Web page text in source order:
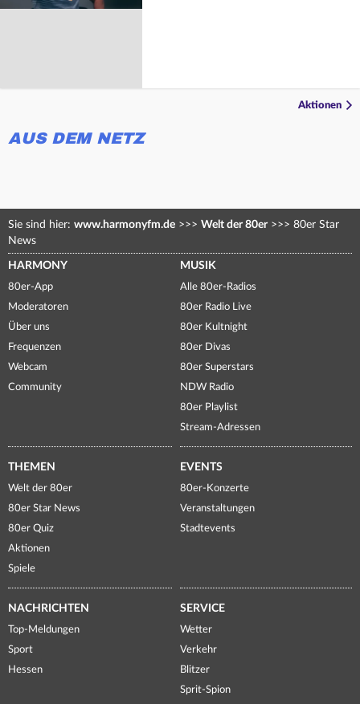
Aktionen
AUS DEM NETZ
Sie sind hier: www.harmonyfm.de >>> Welt der 80er >>> 80er Star
News
HARMONY
80er-App
Moderatoren
Über uns
Frequenzen
Webcam
Community
MUSIK
Alle 80er-Radios
80er Radio Live
80er Kultnight
80er Divas
80er Superstars
NDW Radio
80er Playlist
Stream-Adressen
THEMEN
Welt der 80er
80er Star News
80er Quiz
Aktionen
Spiele
EVENTS
80er-Konzerte
Veranstaltungen
Stadtevents
NACHRICHTEN
Top-Meldungen
Sport
Hessen
SERVICE
Wetter
Verkehr
Blitzer
Sprit-Spion